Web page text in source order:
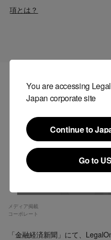
Contact
You are accessing
Japan corporate site
Continue to
Continue to
Go to
Go to
項とは？
関連記事
メディア掲載
コーポレート
「金融経済新聞」にて、